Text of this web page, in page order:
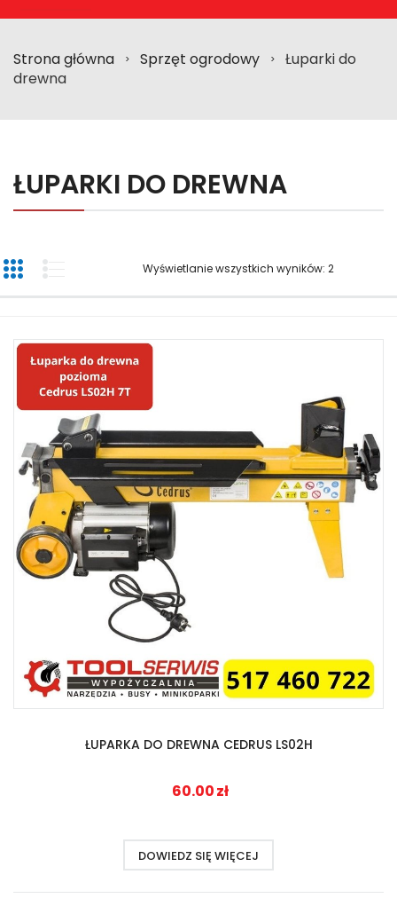
Strona główna > Sprzęt ogrodowy >
Łuparki do
drewna
ŁUPARKI DO DREWNA
Wyświetlanie wszystkich wyników: 2
ŁUPARKA DO DREWNA CEDRUS LS02H
60.00zł
DOWIEDZ SIĘ WIĘCEJ